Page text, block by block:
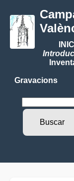
Gravacions